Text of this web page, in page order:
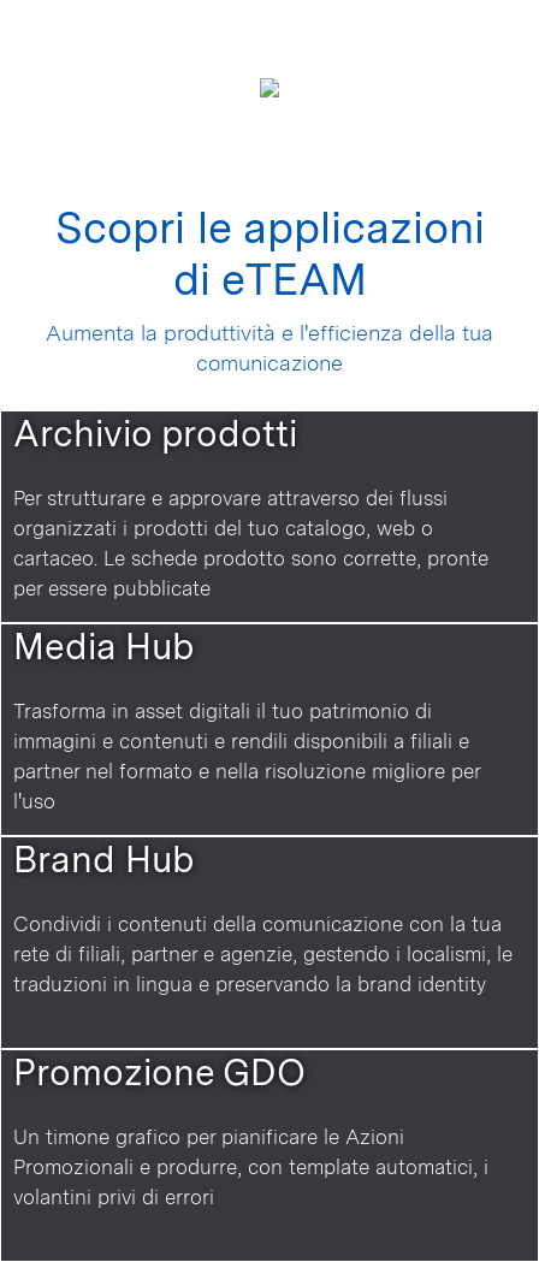
Scopri le applicazioni
di eTEAM
Aumenta la produttività e l'efficienza della tua
comunicazione
Archivio prodotti
Per strutturare e approvare attraverso dei flussi
organizzati i prodotti del tuo catalogo, web o
cartaceo. Le schede prodotto sono corrette, pronte
per essere pubblicate
Media Hub
Trasforma in asset digitali il tuo patrimonio di
immagini e contenuti e rendili disponibili a filiali e
partner nel formato e nella risoluzione migliore per
l'uso
Brand Hub
Condividi i contenuti della comunicazione con la tua
rete di filiali, partner e agenzie, gestendo i localismi, le
traduzioni in lingua e preservando la brand identity
Promozione GDO
Un timone grafico per pianificare le Azioni
Promozionali e produrre, con template automatici, i
volantini privi di errori